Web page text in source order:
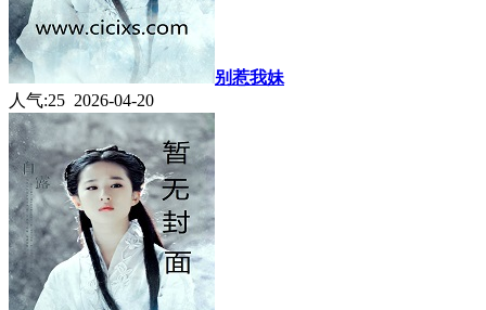
别惹我妹
人气:25 2026-04-20